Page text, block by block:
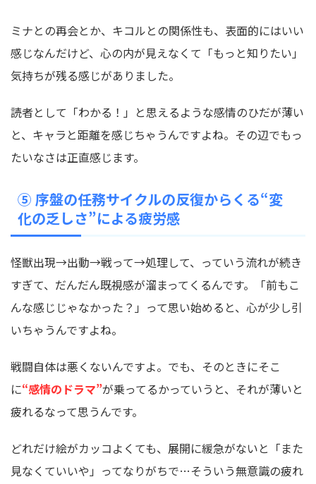
ミナとの再会とか、キコルとの関係性も、表面的にはいい
感じなんだけど、心の内が見えなくて「もっと知りたい」
気持ちが残る感じがありました。
読者として「わかる！」と思えるような感情のひだが薄い
と、キャラと距離を感じちゃうんですよね。その辺でもっ
たいなさは正直感じます。
⑤ 序盤の任務サイクルの反復からくる“変
化の乏しさ”による疲労感
怪獣出現→出動→戦って→処理して、っていう流れが続き
すぎて、だんだん既視感が溜まってくるんです。「前もこ
んな感じじゃなかった？」って思い始めると、心が少し引
いちゃうんですよね。
戦闘自体は悪くないんですよ。でも、そのときにそこ
に“感情のドラマ”が乗ってるかっていうと、それが薄いと
疲れるなって思うんです。
どれだけ絵がカッコよくても、展開に緩急がないと「また
見なくていいや」ってなりがちで…そういう無意識の疲れ